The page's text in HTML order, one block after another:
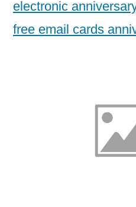
electronic
free email cards